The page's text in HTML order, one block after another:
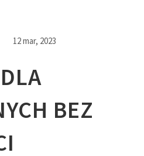
12 mar, 2023
BEZ